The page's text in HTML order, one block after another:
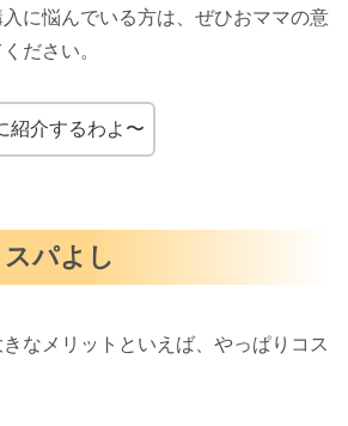
に悩んでいる方は、ぜひおママの意
ださい。
紹介するわよ〜
パよし
なメリットといえば、やっぱりコス